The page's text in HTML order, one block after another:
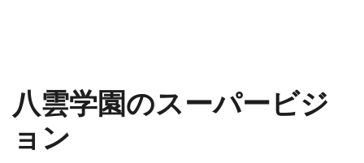
八雲学園のスーパービジ
ョン